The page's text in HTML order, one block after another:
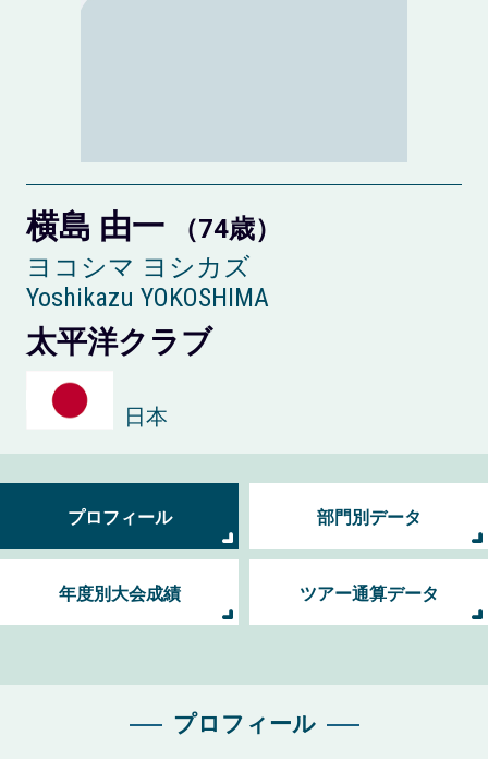
横島 由一
（74歳）
ヨコシマ ヨシカズ
Yoshikazu YOKOSHIMA
太平洋クラブ
日本
プロフィール 部門別データ
年度別大会成績 ツアー通算データ
プロフィール